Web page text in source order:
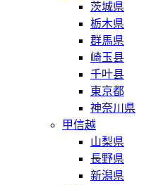
茨城県
栃木県
群馬県
崎玉县
千叶县
東京都
神奈川県
甲信越
山梨県
長野県
新潟県